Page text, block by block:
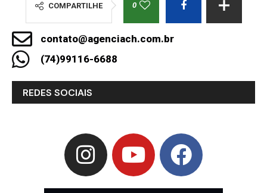
COMPARTILHE 0
contato@agenciach.com.br
(74)99116-6688
REDES SOCIAIS